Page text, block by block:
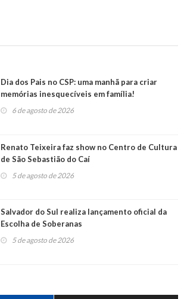
Dia dos Pais no CSP: uma manhã para criar
memórias inesquecíveis em família!
6 de agosto de 2026
Renato Teixeira faz show no Centro de Cultura
de São Sebastião do Caí
5 de agosto de 2026
Salvador do Sul realiza lançamento oficial da
Escolha de Soberanas
5 de agosto de 2026